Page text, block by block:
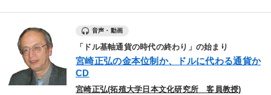
音声・動画
「ドル基軸通貨の時代の終わり」の始まり
宮崎正弘の金本位制か、ドルに代わる通貨か
CD
宮崎正弘(拓殖大学日本文化研究所 客員教授)